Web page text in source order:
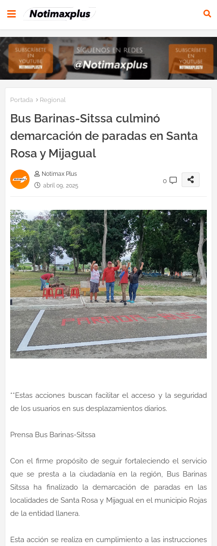
Portada Regional
Bus Barinas-Sitssa culminó
demarcación de paradas en Santa
Rosa y Mijagual
Notimax Plus
abril 09, 2025
0
**Estas acciones buscan facilitar el acceso y la seguridad
de los usuarios en sus desplazamientos diarios.
Prensa Bus Barinas-Sitssa
Con el firme propósito de seguir fortaleciendo el servicio
que se presta a la ciudadanía en la región, Bus Barinas
Sitssa ha finalizado la demarcación de paradas en las
localidades de Santa Rosa y Mijagual en el municipio Rojas
de la entidad llanera.
Esta acción se realiza en cumplimiento a las instrucciones